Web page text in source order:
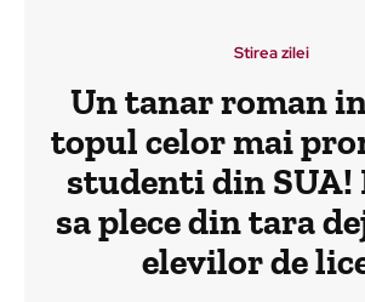
Stirea zilei
Un tanar roman
topul celor mai
studenti din
sa plece din tara
elevilor de